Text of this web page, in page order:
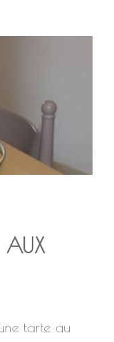
AUX
tarte au